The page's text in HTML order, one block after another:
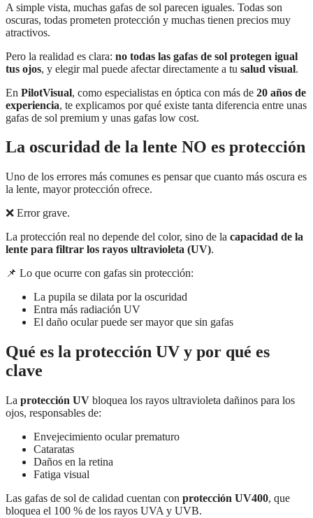
A simple vista, muchas gafas de sol parecen iguales. Todas son
oscuras, todas prometen protección y muchas tienen precios muy
atractivos.
Pero la realidad es clara: no todas las gafas de sol protegen igual
tus ojos, y elegir mal puede afectar directamente a tu salud visual.
En PilotVisual, como especialistas en óptica con más de 20 años de
experiencia, te explicamos por qué existe tanta diferencia entre unas
gafas de sol premium y unas gafas low cost.
La oscuridad de la lente NO es protección
Uno de los errores más comunes es pensar que cuanto más oscura es
la lente, mayor protección ofrece.
❌ Error grave.
La protección real no depende del color, sino de la capacidad de la
lente para filtrar los rayos ultravioleta (UV).
📌 Lo que ocurre con gafas sin protección:
La pupila se dilata por la oscuridad
Entra más radiación UV
El daño ocular puede ser mayor que sin gafas
Qué es la protección UV y por qué es
clave
La protección UV bloquea los rayos ultravioleta dañinos para los
ojos, responsables de:
Envejecimiento ocular prematuro
Cataratas
Daños en la retina
Fatiga visual
Las gafas de sol de calidad cuentan con protección UV400, que
bloquea el 100 % de los rayos UVA y UVB.